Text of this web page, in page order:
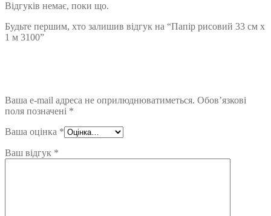
Відгуків немає, поки що.
Будьте першим, хто залишив відгук на “Папір рисовий 33 см х
1 м 3100”
Ваша e-mail адреса не оприлюднюватиметься. Обов’язкові
поля позначені *
Ваша оцінка *
Ваш відгук *